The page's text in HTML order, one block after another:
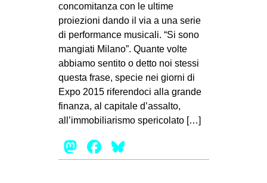
AFRICA
ESTREMO ORIENTE
EUROPA
MEDIO ORIENTE
MONDO
in
concomitanza con le ultime
proiezioni dando il via a una serie
di performance musicali. “Si sono
mangiati Milano”. Quante volte
abbiamo sentito o detto noi stessi
questa frase, specie nei giorni di
Expo 2015 riferendoci alla grande
finanza, al capitale d’assalto,
all’immobiliarismo spericolato […]
Mastodon
Facebook